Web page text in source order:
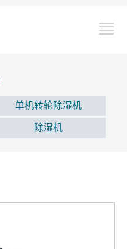
单机转轮除湿机
除湿机